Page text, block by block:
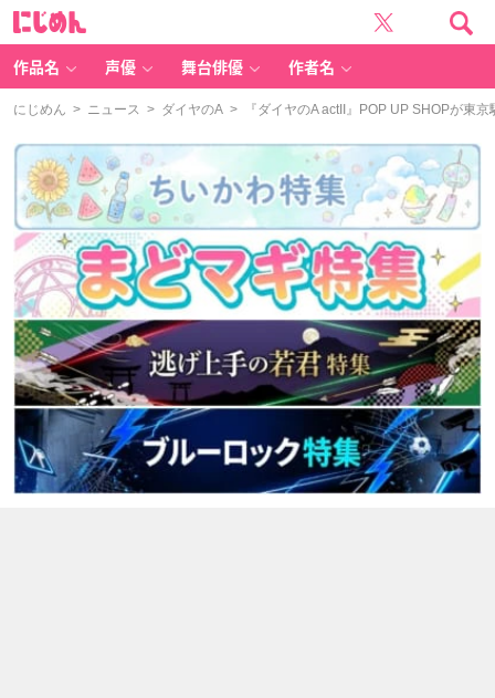
作品名 声優 舞台俳優 作者名
にじめん > ニュース > ダイヤのA > 『ダイヤのA actII』POP UP SHOPが東